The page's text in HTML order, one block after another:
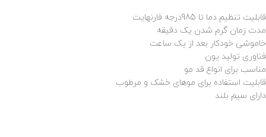
قابلیت تنظیم دما تا 985درجه فارنهایت
مدت زمان گرم شدن یک دقیقه
خاموشی خودکار بعد از یک ساعت
فناوری تولید یون
مناسب برای انواع قد مو
قابلیت استفاده برای موهای خشک و مرطوب
دارای سیم بلند